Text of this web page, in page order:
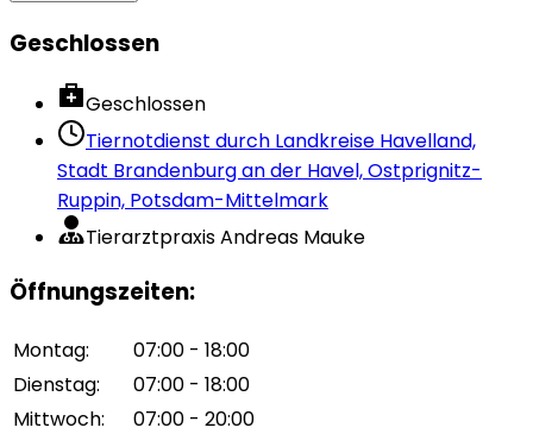
Geschlossen
Geschlossen
Tiernotdienst durch Landkreise Havelland,
Stadt Brandenburg an der Havel, Ostprignitz-
Ruppin, Potsdam-Mittelmark
Tierarztpraxis Andreas Mauke
Öffnungszeiten:
Montag:
07:00 - 18:00
Dienstag:
07:00 - 18:00
Mittwoch:
07:00 - 20:00